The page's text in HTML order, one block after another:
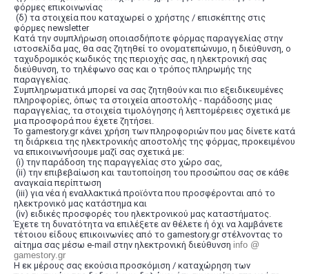
φόρμες επικοινωνίας
(δ) τα στοιχεία που καταχωρεί ο χρήστης / επισκέπτης στις
φόρμες newsletter
Κατά την συμπλήρωση οποιασδήποτε φόρμας παραγγελίας στην
ιστοσελίδα μας, θα σας ζητηθεί το ονοματεπώνυμο, η διεύθυνση, ο
ταχυδρομικός κωδικός της περιοχής σας, η ηλεκτρονική σας
διεύθυνση, το τηλέφωνο σας και ο τρόπος πληρωμής της
παραγγελίας.
Συμπληρωματικά μπορεί να σας ζητηθούν και πιο εξειδικευμένες
πληροφορίες, όπως τα στοιχεία αποστολής - παράδοσης μιας
παραγγελίας, τα στοιχεία τιμολόγησης ή λεπτομέρειες σχετικά με
μια προσφορά που έχετε ζητήσει.
Το gamestory.gr κάνει χρήση των πληροφοριών που μας δίνετε κατά
τη διάρκεια της ηλεκτρονικής αποστολής της φόρμας, προκειμένου
να επικοινωνήσουμε μαζί σας σχετικά με:
(i) την παράδοση της παραγγελίας στο χώρο σας,
(ii) την επιβεβαίωση και ταυτοποίηση του προσώπου σας σε κάθε
αναγκαία περίπτωση
(iii) για νέα ή εναλλακτικά προϊόντα που προσφέρονται από το
ηλεκτρονικό μας κατάστημα και
(iv) ειδικές προσφορές του ηλεκτρονικού μας καταστήματος.
Έχετε τη δυνατότητα να επιλέξετε αν θέλετε ή όχι να λαμβάνετε
τέτοιου είδους επικοινωνίες από το gamestory.gr στέλνοντας το
αίτημα σας μέσω e-mail στην ηλεκτρονική διεύθυνση info @
gamestory.gr
Η εκ μέρους σας εκούσια προσκόμιση / καταχώρηση των